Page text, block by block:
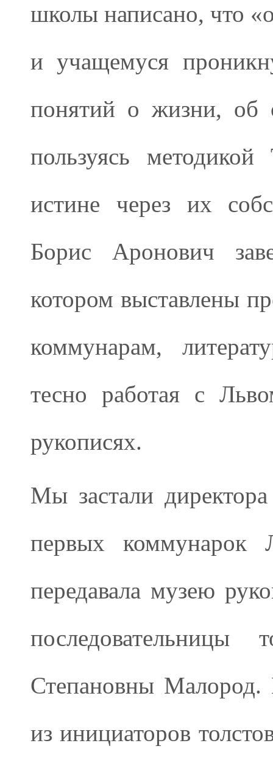
школы написано, что
и учащемуся
понятий о жизни, об
пользуясь
истине через их
Борис Аронович
котором выставлены
коммунарам,
тесно работая с
рукописях.
Мы застали
первых коммунарок
передавала музею
Степановны
из инициаторов